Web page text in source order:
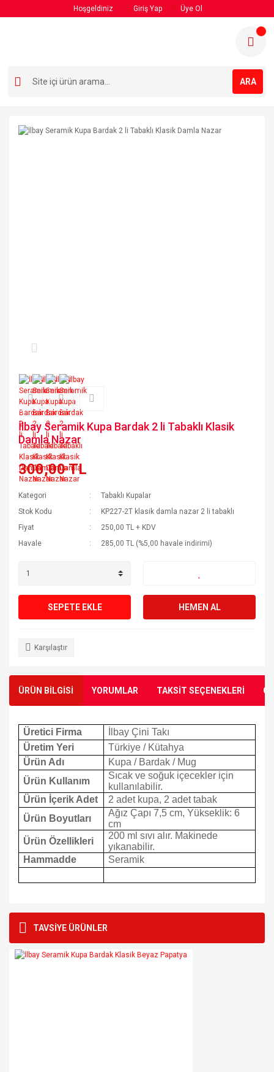
Hoşgeldiniz Giriş Yap Üye Ol
ARA
İlbay Seramik Kupa Bardak 2 li Tabaklı Klasik
Damla Nazar
300,00 TL
Kategori
Tabaklı Kupalar
Stok Kodu
KP227-2T klasik damla nazar 2 li tabaklı
Fiyat
250,00 TL + KDV
Havale
285,00 TL (%5,00 havale indirimi)
SEPETE EKLE HEMEN AL
Karşılaştır
ÜRÜN BİLGİSİ YORUMLAR TAKSİT SEÇENEKLERİ
Üretici Firma
İlbay Çini Takı
Üretim Yeri
Türkiye / Kütahya
Ürün Adı
Kupa / Bardak / Mug
Ürün Kullanım
Sıcak ve soğuk içecekler için
kullanılabilir.
Ürün İçerik Adet
2 adet kupa, 2 adet tabak
Ürün Boyutları
Ağız Çapı 7,5 cm, Yükseklik: 6
cm
Ürün Özellikleri
200 ml sıvı alır. Makinede
yıkanabilir.
Hammadde
Seramik
Bu ürüne ilk yorumu siz yapın!
kullanarak tarafımıza iletebilirsiniz.
Görüş ve önerileriniz için teşekkür ederiz.
TAVSİYE ÜRÜNLER